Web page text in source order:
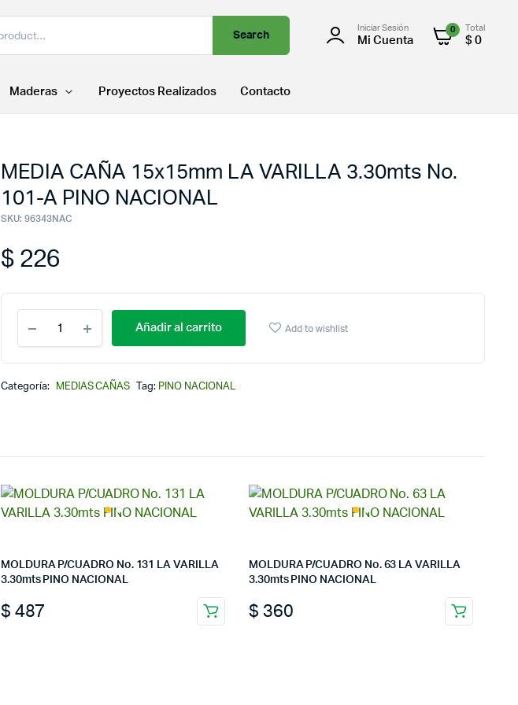
Search
Iniciar Sesión
Mi Cuenta
0 Total
$ 0
Maderas Proyectos Realizados Contacto
MEDIA CAÑA 15x15mm LA VARILLA 3.30mts No.
101-A PINO NACIONAL
SKU: 96343NAC
$226
CAÑA
15x15mm
LA
3.30mts
Añadir al carrito Add to wishlist
Categoría: MEDIAS CAÑAS Tag: PINO NACIONAL
MOLDURA P/CUADRO No. 131 LA VARILLA
3.30mts PINO NACIONAL
$ 487
MOLDURA P/CUADRO No. 63 LA VARILLA
3.30mts PINO NACIONAL
$ 360